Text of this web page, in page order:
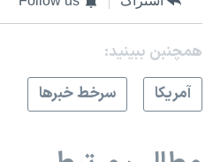
همچنبن ببینید:
آمريکا
سرخط خبرها